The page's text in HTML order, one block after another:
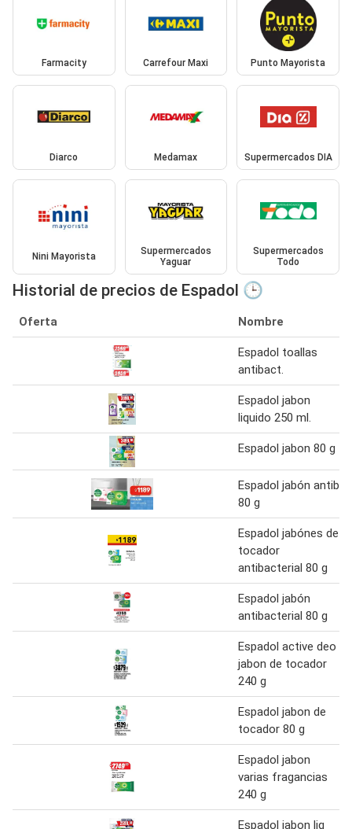
Farmacity Carrefour Maxi Punto Mayorista
Diarco Medamax Supermercados DIA
Nini Mayorista
Supermercados
Yaguar
Supermercados
Todo
Historial de precios de Espadol 🕒
Oferta Nombre
Espadol toallas
antibact.
Espadol jabon
liquido 250 ml.
Espadol jabon 80 g
Espadol jabón antib.
80 g
Espadol jabónes de
tocador
antibacterial 80 g
Espadol jabón
antibacterial 80 g
Espadol active deo
jabon de tocador
240 g
Espadol jabon de
tocador 80 g
Espadol jabon
varias fragancias
240 g
Espadol jabon liq